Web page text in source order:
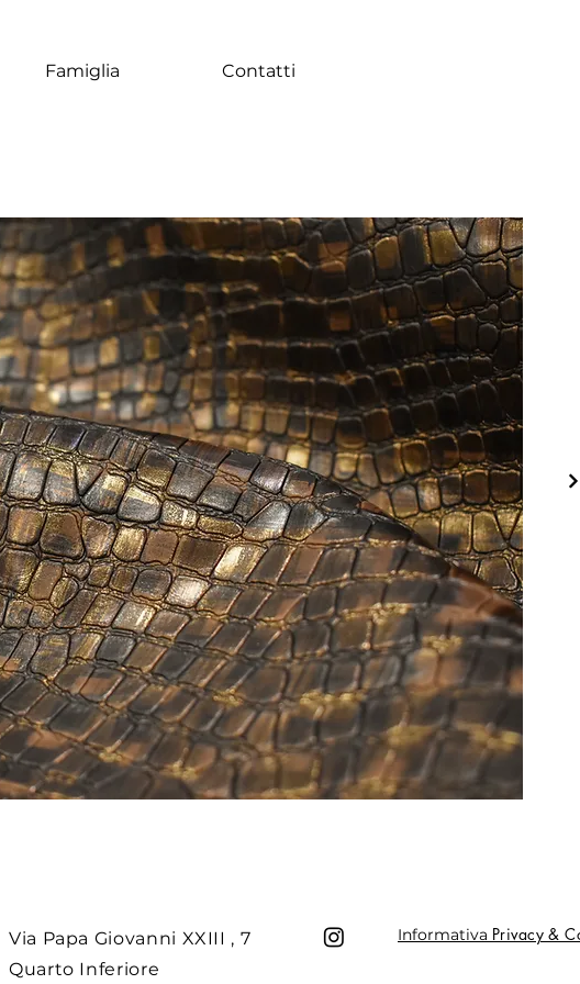
Famiglia Contatti
Via Papa Giovanni XXIII , 7
Quarto Inferiore
Informativa Privacy &